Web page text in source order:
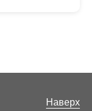
Наверх